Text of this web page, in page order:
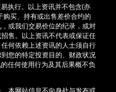
执行。以上资讯并不包含(亦
购买、持有或出售差价合约的
或我们交易价位的纪录，或对
售。以上资讯不代表或保证任
何依赖上述资讯的人士须自行
您的特定投资目的、财政状况
任何使用行为及其后果概不负